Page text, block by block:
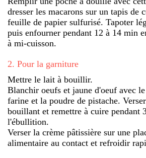
dresser les macarons sur un tapis de
feuille de papier sulfurisé. Tapoter
puis enfourner pendant 12 à 14 min
à mi-cuisson.
2. Pour la garniture
Mettre le lait à bouillir.
Blanchir oeufs et jaune d'oeuf avec
farine et la poudre de pistache.
bouillant et remettre à cuire pendant
l'ébullition.
Verser la crème pâtissière sur une
alimentaire au contact et refroidir